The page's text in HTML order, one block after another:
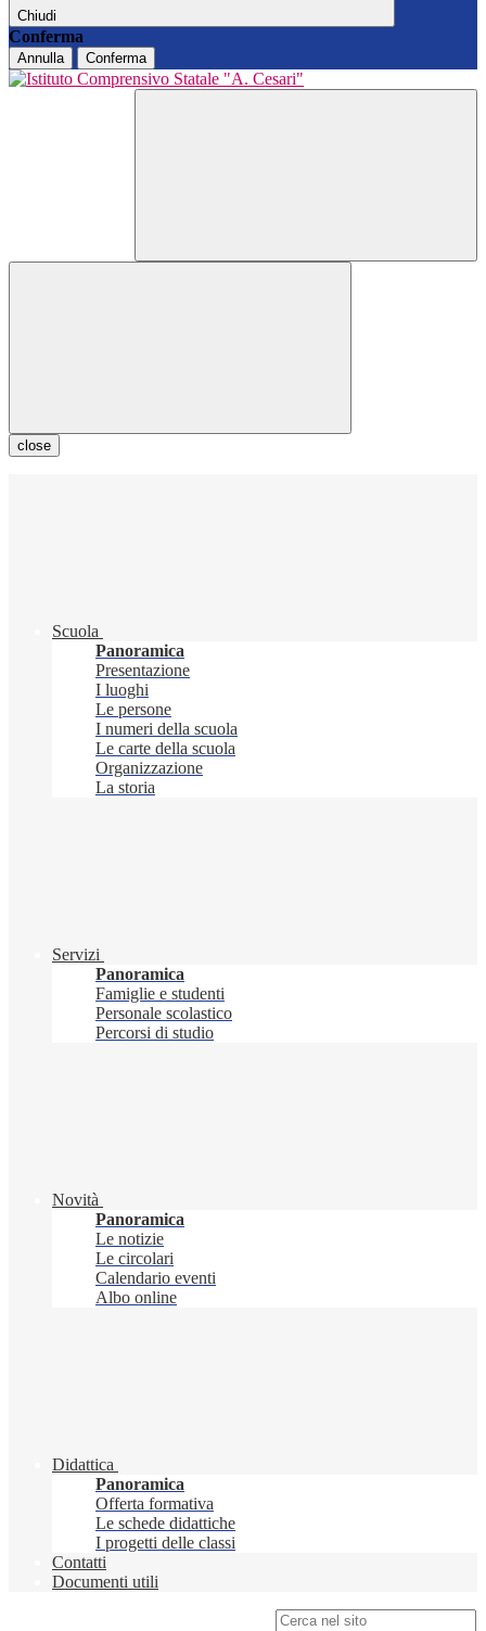
Chiudi
Conferma
Annulla Conferma
close
Scuola
Panoramica
Presentazione
I luoghi
Le persone
I numeri della scuola
Le carte della scuola
Organizzazione
La storia
Servizi
Panoramica
Famiglie e studenti
Personale scolastico
Percorsi di studio
Novità
Panoramica
Le notizie
Le circolari
Calendario eventi
Albo online
Didattica
Panoramica
Offerta formativa
Le schede didattiche
I progetti delle classi
Contatti
Documenti utili